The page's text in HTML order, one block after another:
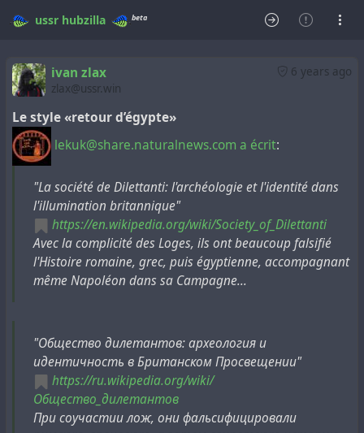
ussr hubzilla beta
6 years ago
ivan zlax
zlax@ussr.win
Le style «retour d’égypte»
lekuk@share.naturalnews.com a écrit:
"La société de Dilettanti: l'archéologie et l'identité dans
l'illumination britannique"
https://en.wikipedia.org/wiki/Society_of_Dilettanti
Avec la complicité des Loges, ils ont beaucoup falsifié
l'Histoire romaine, grec, puis égyptienne, accompagnant
même Napoléon dans sa Campagne...
"Общество дилетантов: археология и
идентичность в Британском Просвещении"
https://ru.wikipedia.org/wiki/
Общество_дилетантов
При соучастии лож, они фальсифицировали